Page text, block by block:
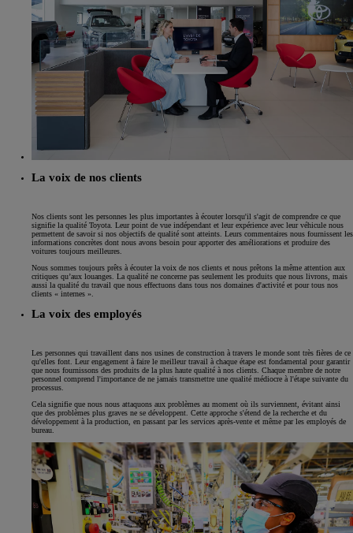
La voix de nos clients
Nos clients sont les personnes les plus importantes à écouter lorsqu'il s'agit de comprendre ce que
signifie la qualité Toyota. Leur point de vue indépendant et leur expérience avec leur véhicule nous
permettent de savoir si nos objectifs de qualité sont atteints. Leurs commentaires nous fournissent les
informations concrètes dont nous avons besoin pour apporter des améliorations et produire des
voitures toujours meilleures.
Nous sommes toujours prêts à écouter la voix de nos clients et nous prêtons la même attention aux
critiques qu’aux louanges. La qualité ne concerne pas seulement les produits que nous livrons, mais
aussi la qualité du travail que nous effectuons dans tous nos domaines d'activité et pour tous nos
clients « internes ».
La voix des employés
Les personnes qui travaillent dans nos usines de construction à travers le monde sont très fières de ce
qu'elles font. Leur engagement à faire le meilleur travail à chaque étape est fondamental pour garantir
que nous fournissons des produits de la plus haute qualité à nos clients. Chaque membre de notre
personnel comprend l'importance de ne jamais transmettre une qualité médiocre à l'étape suivante du
processus.
Cela signifie que nous nous attaquons aux problèmes au moment où ils surviennent, évitant ainsi
que des problèmes plus graves ne se développent. Cette approche s'étend de la recherche et du
développement à la production, en passant par les services après-vente et même par les employés de
bureau.